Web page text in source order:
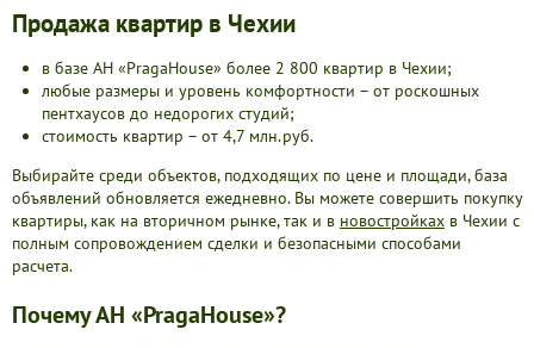
Продажа квартир в Чехии
в базе АН «PragaHouse» более 2 800 квартир в Чехии;
любые размеры и уровень комфортности – от роскошных
пентхаусов до недорогих студий;
стоимость квартир – от 4,7 млн.руб.
Выбирайте среди объектов, подходящих по цене и площади, база
объявлений обновляется ежедневно. Вы можете совершить покупку
квартиры, как на вторичном рынке, так и в новостройках в Чехии с
полным сопровождением сделки и безопасными способами
расчета.
Почему АН «PragaHouse»?